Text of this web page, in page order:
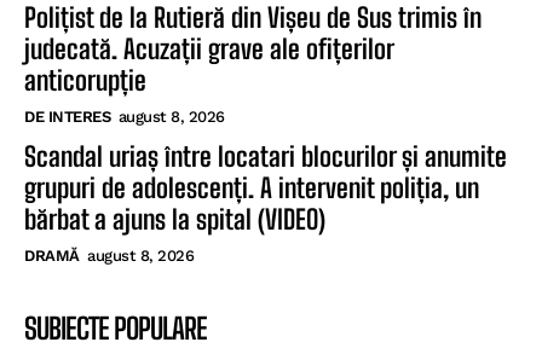
Polițist de la Rutieră din Vișeu de Sus trimis în
judecată. Acuzații grave ale ofițerilor
anticorupție
DE INTERES august 8, 2026
Scandal uriaș între locatari blocurilor și anumite
grupuri de adolescenți. A intervenit poliția, un
bărbat a ajuns la spital (VIDEO)
DRAMĂ august 8, 2026
SUBIECTE POPULARE